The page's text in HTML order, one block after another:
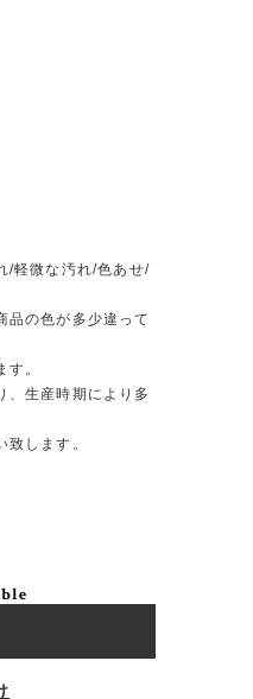
/軽微な汚れ/色あせ/
品の色が多少違って
。
、生産時期により多
します。